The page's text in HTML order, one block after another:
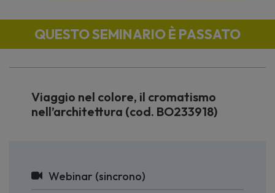
QUESTO SEMINARIO È PASSATO
Viaggio nel colore, il cromatismo
nell’architettura (cod. BO233918)
Webinar (sincrono)